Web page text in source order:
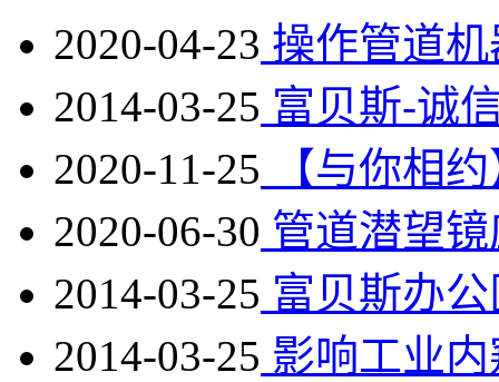
2020-04-23 操作管道
2014-03-25 富贝斯-诚
2020-11-25 【与你相
2020-06-30 管道潜望
2014-03-25 富贝斯办
2014-03-25 影响工业